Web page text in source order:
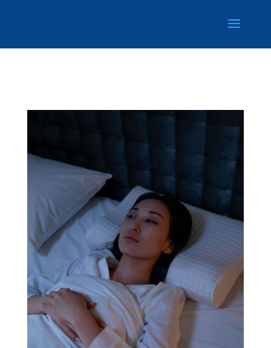
référencement et prise de rendez-vous pour les Sophrologues